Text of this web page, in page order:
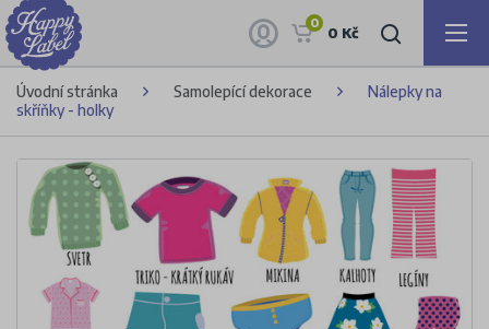
0
0 Kč
Úvodní stránka Samolepící dekorace
Nálepky na
skříňky - holky